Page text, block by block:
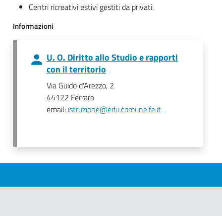
Centri ricreativi estivi gestiti da privati.
Informazioni
U. O. Diritto allo Studio e rapporti
con il territorio
Via Guido d'Arezzo, 2
44122 Ferrara
email: istruzione@edu.comune.fe.it